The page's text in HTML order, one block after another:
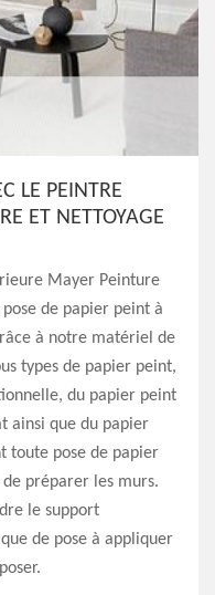
LE PEINTRE
ET NETTOYAGE
Mayer Peinture
de papier peint à
à notre matériel de
types de papier peint,
du papier peint
ainsi que du papier
toute pose de papier
préparer les murs.
le support
de pose à appliquer